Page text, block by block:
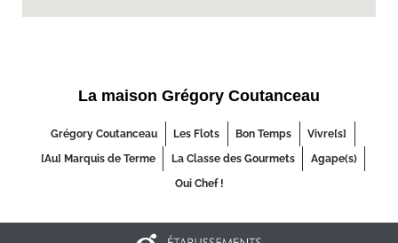
La maison Grégory Coutanceau
Grégory Coutanceau Les Flots Bon Temps
Vivre[s]
[Au] Marquis de Terme
La Classe des Gourmets
Agape(s)
Oui Chef !